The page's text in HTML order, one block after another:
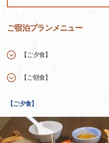
ご宿泊プランメニュー
【ご夕食】
【ご朝食】
【ご夕食】